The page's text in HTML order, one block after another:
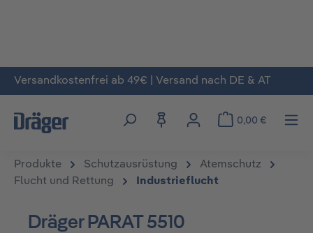
Zum Hauptinhalt springen
Versandkostenfrei ab 49€ | Versand nach DE & AT
0,00 €
Produkte Schutzausrüstung
Atemschutz
Flucht und Rettung
Industrieflucht
Dräger PARAT 5510